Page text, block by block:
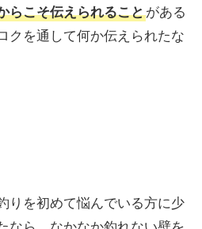
らこそ伝えられることがある
クを通して何か伝えられたな
りを初めて悩んでいる方に少